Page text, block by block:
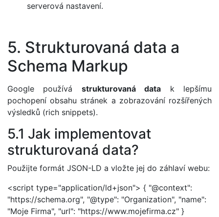
serverová nastavení.
5. Strukturovaná data a
Schema Markup
Google používá strukturovaná data k lepšímu
pochopení obsahu stránek a zobrazování rozšířených
výsledků (rich snippets).
5.1 Jak implementovat
strukturovaná data?
Použijte formát JSON-LD a vložte jej do záhlaví webu:
<script type="application/ld+json"> { "@context":
"https://schema.org", "@type": "Organization", "name":
"Moje Firma", "url": "https://www.mojefirma.cz" }